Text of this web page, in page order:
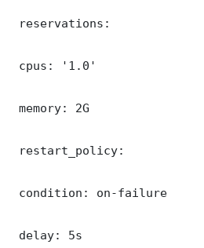
reservations:
cpus: '1.0'
memory: 2G
restart_policy:
condition: on-failure
delay: 5s